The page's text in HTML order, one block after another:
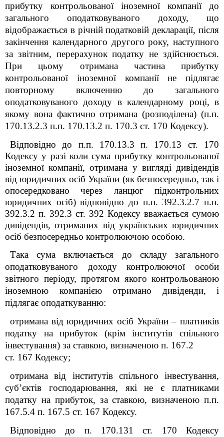
прибутку контрольованої іноземної компанії до
загального оподатковуваного доходу, що
відображається в річній податковій декларації, після
закінчення календарного другого року, наступного
за звітним, перерахунок податку не здійснюється.
При цьому отримана частина прибутку
контрольованої іноземної компанії не підлягає
повторному включенню до загального
оподатковуваного доходу в календарному році, в
якому вона фактично отримана (розподілена) (п.п.
170.13.2.3 п.п. 170.13.2 п. 170.3 ст. 170 Кодексу).
Відповідно до п.п. 170.13.3 п. 170.13 ст. 170
Кодексу у разі коли сума прибутку контрольованої
іноземної компанії, отримана у вигляді дивідендів
від юридичних осіб України (як безпосередньо, так і
опосередковано через ланцюг підконтрольних
юридичних осіб) відповідно до п.п. 392.3.2.7п.п.
392.3.2 п. 392.3 ст. 392 Кодексу вважається сумою
дивідендів, отриманих від українських юридичних
осіб безпосередньо контролюючою особою.
Така сума включається до складу загального
оподатковуваного доходу контролюючої особи
звітного періоду, протягом якого контрольованою
іноземною компанієюотримано дивіденди, і
підлягає оподаткуванню:
отримана від юридичних осіб України – платників
податку на прибуток (крім інститутів спільного
інвестування) за ставкою, визначеною п. 167.2
ст. 167 Кодексу;
отримана від інститутів спільного інвестування,
суб’єктів господарювання, які не є платниками
податку на прибуток, за ставкою, визначеною п.п.
167.5.4 п. 167.5 ст. 167 Кодексу.
Відповідно до п. 170.131ст. 170 Кодексу